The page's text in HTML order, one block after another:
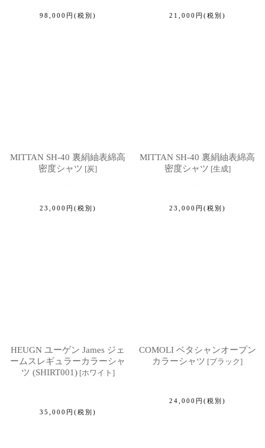
98,000 円 (税別) 21,000 円 (税別)
MITTAN SH-40 裏絹紬表綿高
密度シャツ [炭]
23,000 円 (税別)
MITTAN SH-40 裏絹紬表綿高
密度シャツ [生成]
23,000 円 (税別)
HEUGN ユーゲン James ジェ
ームスレギュラーカラーシャ
ツ (SHIRT001) [ホワイト ]
35,000 円 (税別)
COMOLI ベタシャンオープン
カラーシャツ [ブラック]
24,000 円 (税別)